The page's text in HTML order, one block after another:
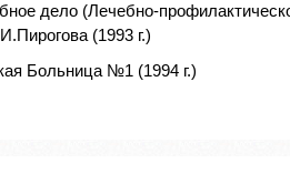
дело (Лечебно-
(1993 г.)
Больница №1 (1994 г.)